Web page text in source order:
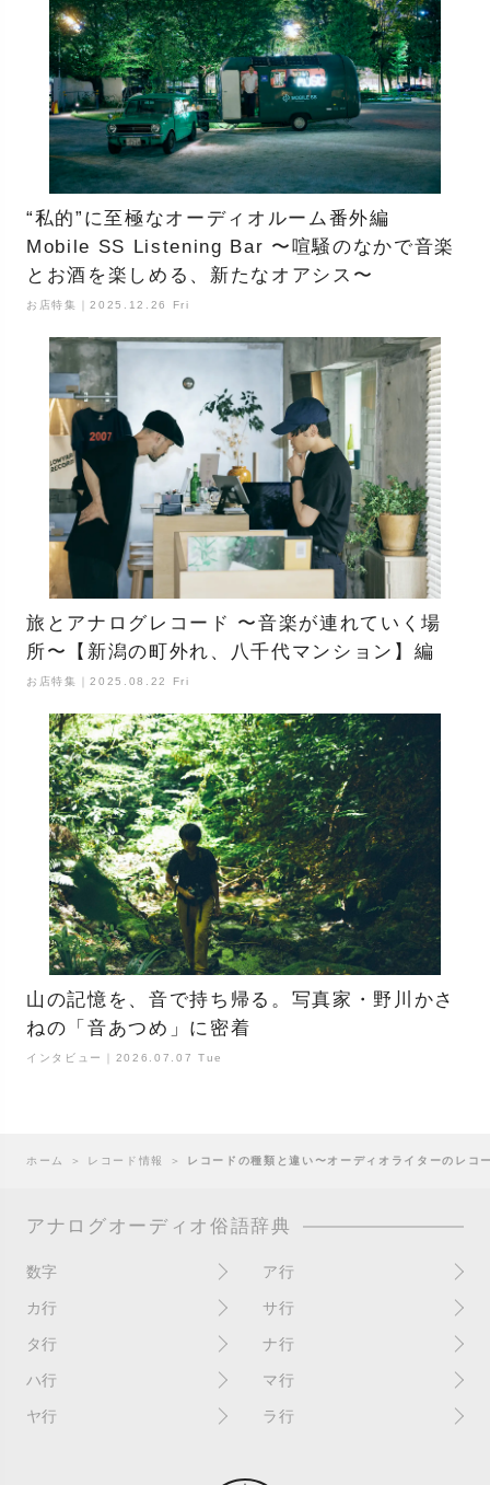
“私的”に至極なオーディオルーム番外編
Mobile SS Listening Bar 〜喧騒のなかで音楽
とお酒を楽しめる、新たなオアシス〜
お店特集｜2025.12.26 Fri
旅とアナログレコード 〜音楽が連れていく場
所〜【新潟の町外れ、八千代マンション】編
お店特集｜2025.08.22 Fri
山の記憶を、音で持ち帰る。写真家・野川かさ
ねの「音あつめ」に密着
インタビュー｜2026.07.07 Tue
ホーム ＞ レコード情報 ＞ レコードの種類と違い〜オーディオライターのレコ
アナログオーディオ俗語辞典
数字
10インチ
4チャンネル
ア行
RPM(33,45)
赤盤
アセテート盤
EPアダプター
カ行
書き込み
歌詞記載ジャケット
ガチャ盤
サ行
サイン
CDJ
シールド盤
タ行
ターンテーブル
ダイナフレックス
ナ行
2枚使い
ン）
ハ行
ハウリング
マ行
マスターテンポ
ヤ行 ラ行